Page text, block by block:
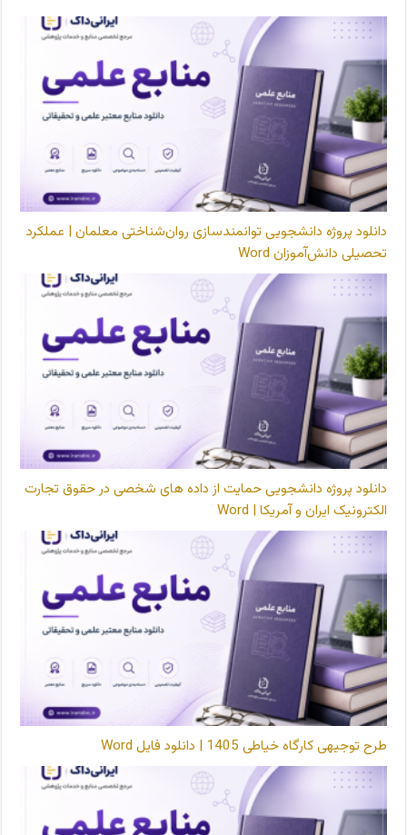
دانلود پروژه دانشجویی توانمندسازی روان‌شناختی معلمان | عملکرد
تحصیلی دانش‌آموزان Word
دانلود پروژه دانشجویی حمایت از داده های شخصی در حقوق تجارت
الکترونیک ایران و آمریکا | Word
طرح توجیهی کارگاه خیاطی 1405 | دانلود فایل Word